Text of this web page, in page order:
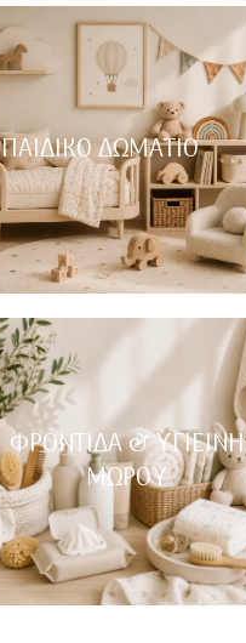
ΠΑΙΔΙΚΌ ΔΩΜΆΤΙΟ
ΦΡΟΝΤΊΔΑ & ΥΓΙΕΙΝΉ
ΜΩΡΟΎ